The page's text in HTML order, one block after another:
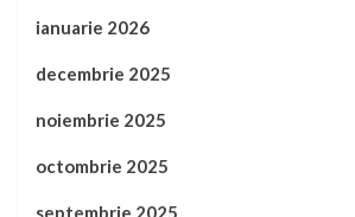
ianuarie 2026
decembrie 2025
noiembrie 2025
octombrie 2025
septembrie 2025